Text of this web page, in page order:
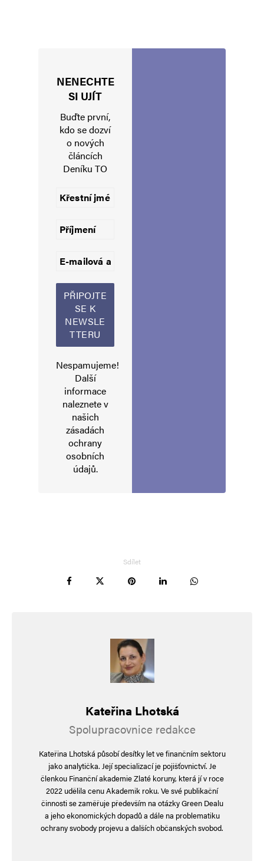
Uložit do prohlížeče jméno, e-mail a webovou stránku pro budoucí
Informujte mě o nových komentářích e-mailem.
Alternative:
NENECHTE
SI UJÍT
Buďte první,
kdo se dozví
o nových
článcích
Deníku TO
Nespamujeme!
Další
informace
naleznete v
našich
zásadách
ochrany
osobních
údajů.
Sdílet
Kateřina Lhotská
Spolupracovnice redakce
Kateřina Lhotská působí desítky let ve finančním sektoru
jako analytička. Její specializací je pojišťovnictví. Je
členkou Finanční akademie Zlaté koruny, která jí v roce
2022 udělila cenu Akademik roku. Ve své publikační
činnosti se zaměřuje především na otázky Green Dealu
a jeho ekonomických dopadů a dále na problematiku
ochrany svobody projevu a dalších občanských svobod.